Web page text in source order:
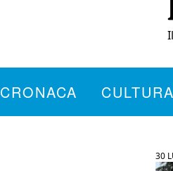
CRONACA CULTURA
30